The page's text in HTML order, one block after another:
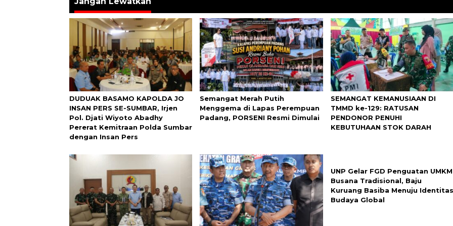
DUDUAK BASAMO KAPOLDA JO
INSAN PERS SE-SUMBAR, Irjen
Pol. Djati Wiyoto Abadhy
Pererat Kemitraan Polda Sumbar
dengan Insan Pers
Semangat Merah Putih
Menggema di Lapas Perempuan
Padang, PORSENI Resmi Dimulai
SEMANGAT KEMANUSIAAN DI
TMMD ke-129: RATUSAN
PENDONOR PENUHI
KEBUTUHAAN STOK DARAH
UNP Gelar FGD Penguatan UMKM
Busana Tradisional, Baju
Kuruang Basiba Menuju Identitas
Budaya Global